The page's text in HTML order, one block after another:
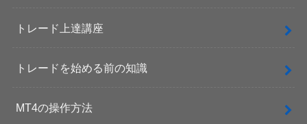
トレード上達講座
トレードを始める前の知識
MT4の操作方法